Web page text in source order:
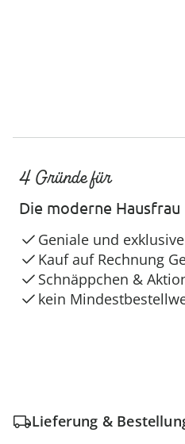
4 Gründe für
Die moderne Hausfrau
Geniale und
Kauf auf Rechnung
Schnäppchen &
kein
Lieferung &